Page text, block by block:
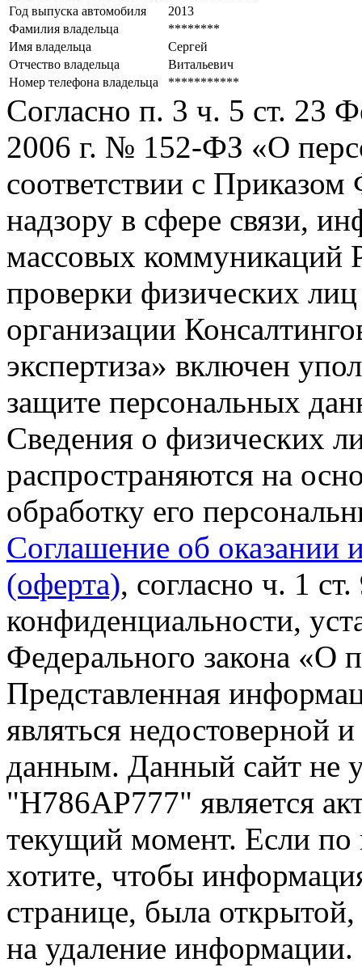
Год выпуска автомобиля
2013
Фамилия владельца
********
Имя владельца
Сергей
Отчество владельца
Витальевич
Номер телефона владельца
***********
Согласно п. 3 ч. 5 ст. 23
2006 г. № 152-ФЗ «О
соответствии с
надзору в сфере связи,
массовых коммуникаций
проверки физических
организации
экспертиза» включен
защите персональных
Сведения о физических
распространяются на
обработку его
Соглашение об оказании
(оферта), согласно ч. 1
конфиденциальности,
Федерального закона «О
Представленная
являться недостоверной
данным. Данный сайт не
"Н786АР777" является
текущий момент. Если
хотите, чтобы
странице, была открытой,
на удаление информации.